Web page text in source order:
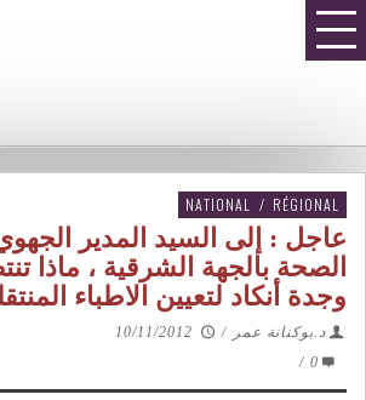
NATIONAL / RÉGIONAL
عاجل : إلى السيد المدير
الصحة بالجهة الشرقية ، ماذا
وجدة أنكاد لتعيين الاطباء
د.بوكنانة عمر /
10/11/2012
0
/